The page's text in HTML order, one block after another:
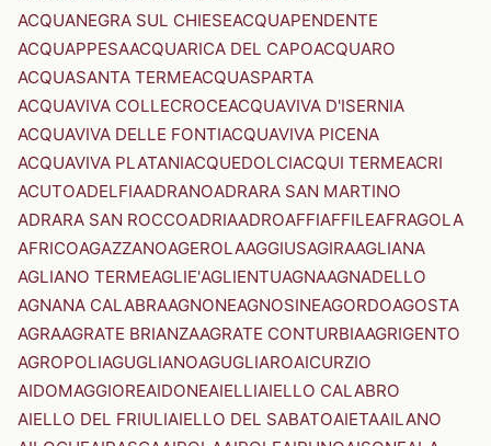
ACQUANEGRA SUL CHIESEACQUAPENDENTE
ACQUAPPESAACQUARICA DEL CAPOACQUARO
ACQUASANTA TERMEACQUASPARTA
ACQUAVIVA COLLECROCEACQUAVIVA D'ISERNIA
ACQUAVIVA DELLE FONTIACQUAVIVA PICENA
ACQUAVIVA PLATANIACQUEDOLCIACQUI TERMEACRI
ACUTOADELFIAADRANOADRARA SAN MARTINO
ADRARA SAN ROCCOADRIAADROAFFIAFFILEAFRAGOLA
AFRICOAGAZZANOAGEROLAAGGIUSAGIRAAGLIANA
AGLIANO TERMEAGLIE'AGLIENTUAGNAAGNADELLO
AGNANA CALABRAAGNONEAGNOSINEAGORDOAGOSTA
AGRAAGRATE BRIANZAAGRATE CONTURBIAAGRIGENTO
AGROPOLIAGUGLIANOAGUGLIAROAICURZIO
AIDOMAGGIOREAIDONEAIELLIAIELLO CALABRO
AIELLO DEL FRIULIAIELLO DEL SABATOAIETAAILANO